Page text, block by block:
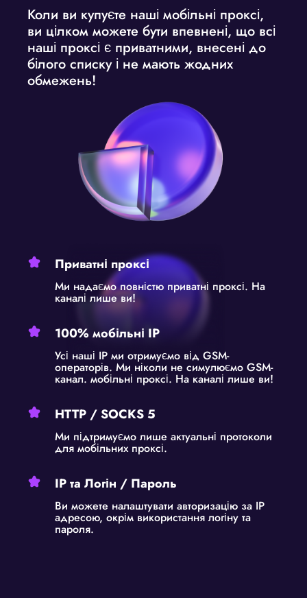
Коли ви купуєте наші мобільні проксі,
ви цілком можете бути впевнені, що всі
наші проксі є приватними, внесені до
білого списку і не мають жодних
обмежень!
Приватні проксі
Ми надаємо повністю приватні проксі. На
каналі лише ви!
100% мобільні IP
Усі наші IP ми отримуємо від GSM-
операторів. Ми ніколи не симулюємо GSM-
канал. мобільні проксі. На каналі лише ви!
HTTP / SOCKS 5
Ми підтримуємо лише актуальні протоколи
для мобільних проксі.
IP та Логін / Пароль
Ви можете налаштувати авторизацію за IP
адресою, окрім використання логіну та
пароля.